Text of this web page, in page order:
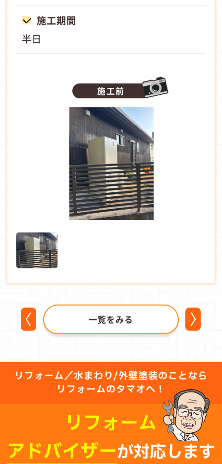
施工期間
半日
施工前
一覧をみる
リフォーム／水まわり/外壁塗装のことなら
リフォームのタマオへ！
リフォーム
アドバイザーが対応します